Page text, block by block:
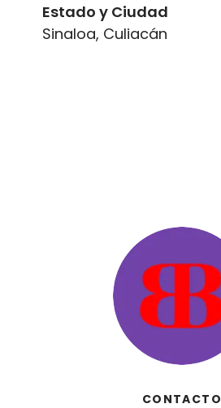
Estado y Ciudad
Sinaloa, Culiacán
CONTACTO